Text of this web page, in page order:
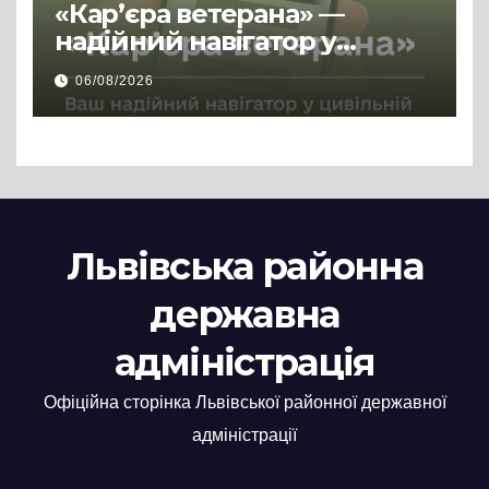
«Кар’єра ветерана» —
надійний навігатор у
цивільній професії
06/08/2026
Львівська районна
державна
адміністрація
Офіційна сторінка Львівської районної державної
адміністрації